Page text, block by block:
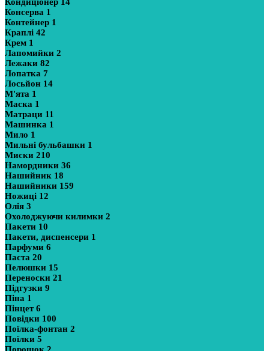
Консерва 1
Контейнер 1
Краплі 42
Крем 1
Лапомийки 2
Лежаки 82
Лопатка 7
Лосьйон 14
М'ята 1
Маска 1
Матраци 11
Машинка 1
Мило 1
Мильні бульбашки 1
Миски 210
Намордники 36
Нашийник 18
Нашийники 159
Ножиці 12
Олія 3
Охолоджуючи килимки 2
Пакети 10
Пакети, диспенсери 1
Парфуми 6
Паста 20
Пелюшки 15
Переноски 21
Підгузки 9
Піна 1
Пінцет6
Повідки 100
Поїлка-фонтан 2
Поїлки 5